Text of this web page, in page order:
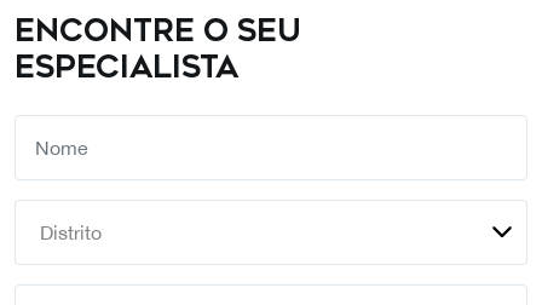
Encontre o seu
especialista
Distrito